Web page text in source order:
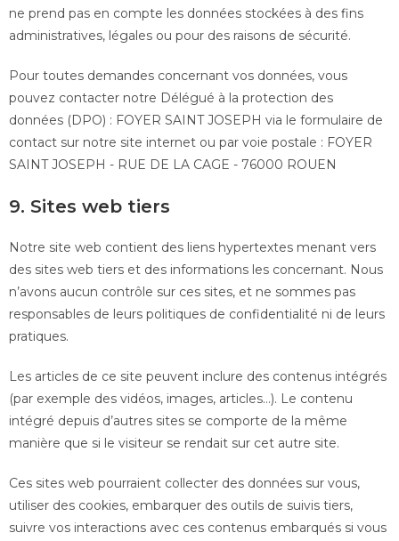
ne prend pas en compte les données stockées à des fins
administratives, légales ou pour des raisons de sécurité.
Pour toutes demandes concernant vos données, vous
pouvez contacter notre Délégué à la protection des
données (DPO) : FOYER SAINT JOSEPH via le formulaire de
contact sur notre site internet ou par voie postale : FOYER
SAINT JOSEPH - RUE DE LA CAGE - 76000 ROUEN
9. Sites web tiers
Notre site web contient des liens hypertextes menant vers
des sites web tiers et des informations les concernant. Nous
n’avons aucun contrôle sur ces sites, et ne sommes pas
responsables de leurs politiques de confidentialité ni de leurs
pratiques.
Les articles de ce site peuvent inclure des contenus intégrés
(par exemple des vidéos, images, articles…). Le contenu
intégré depuis d’autres sites se comporte de la même
manière que si le visiteur se rendait sur cet autre site.
Ces sites web pourraient collecter des données sur vous,
utiliser des cookies, embarquer des outils de suivis tiers,
suivre vos interactions avec ces contenus embarqués si vous